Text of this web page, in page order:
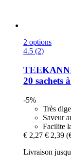
2 options
4.5 (2)
20 sachets
-5%
Très
Saveur
Facilite
€ 2,27 € 2,39
Livraison